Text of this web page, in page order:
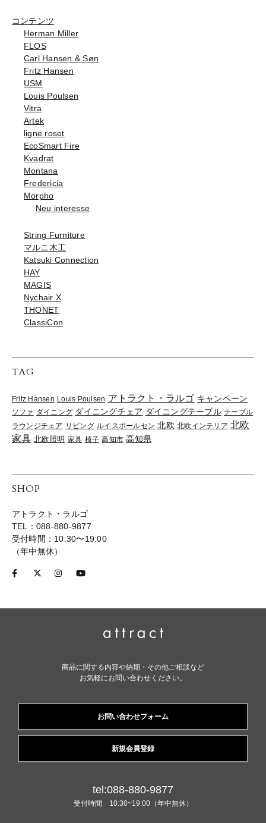
コンテンツ
Herman Miller
FLOS
Carl Hansen & Søn
Fritz Hansen
USM
Louis Poulsen
Vitra
Artek
ligne roset
EcoSmart Fire
Kvadrat
Montana
Fredericia
Morpho
Neu interesse
String Furniture
マルニ木工
Katsuki Connection
HAY
MAGIS
Nychair X
THONET
ClassiCon
TAG
Fritz Hansen Louis Poulsen アトラクト・ラルゴ キャンペーン
ソファ ダイニング ダイニングチェア ダイニングテーブル テーブル
ラウンジチェア リビング ルイスポールセン 北欧 北欧インテリア 北欧
家具 北欧照明 家具 椅子 高知市 高知県
SHOP
アトラクト・ラルゴ
TEL：088-880-9877
受付時間：10:30〜19:00
（年中無休）
商品に関する内容や納期・その他ご相談など
お気軽にお問い合わせください。
お問い合わせフォーム
新規会員登録
tel:088-880-9877
受付時間 10:30~19:00（年中無休）